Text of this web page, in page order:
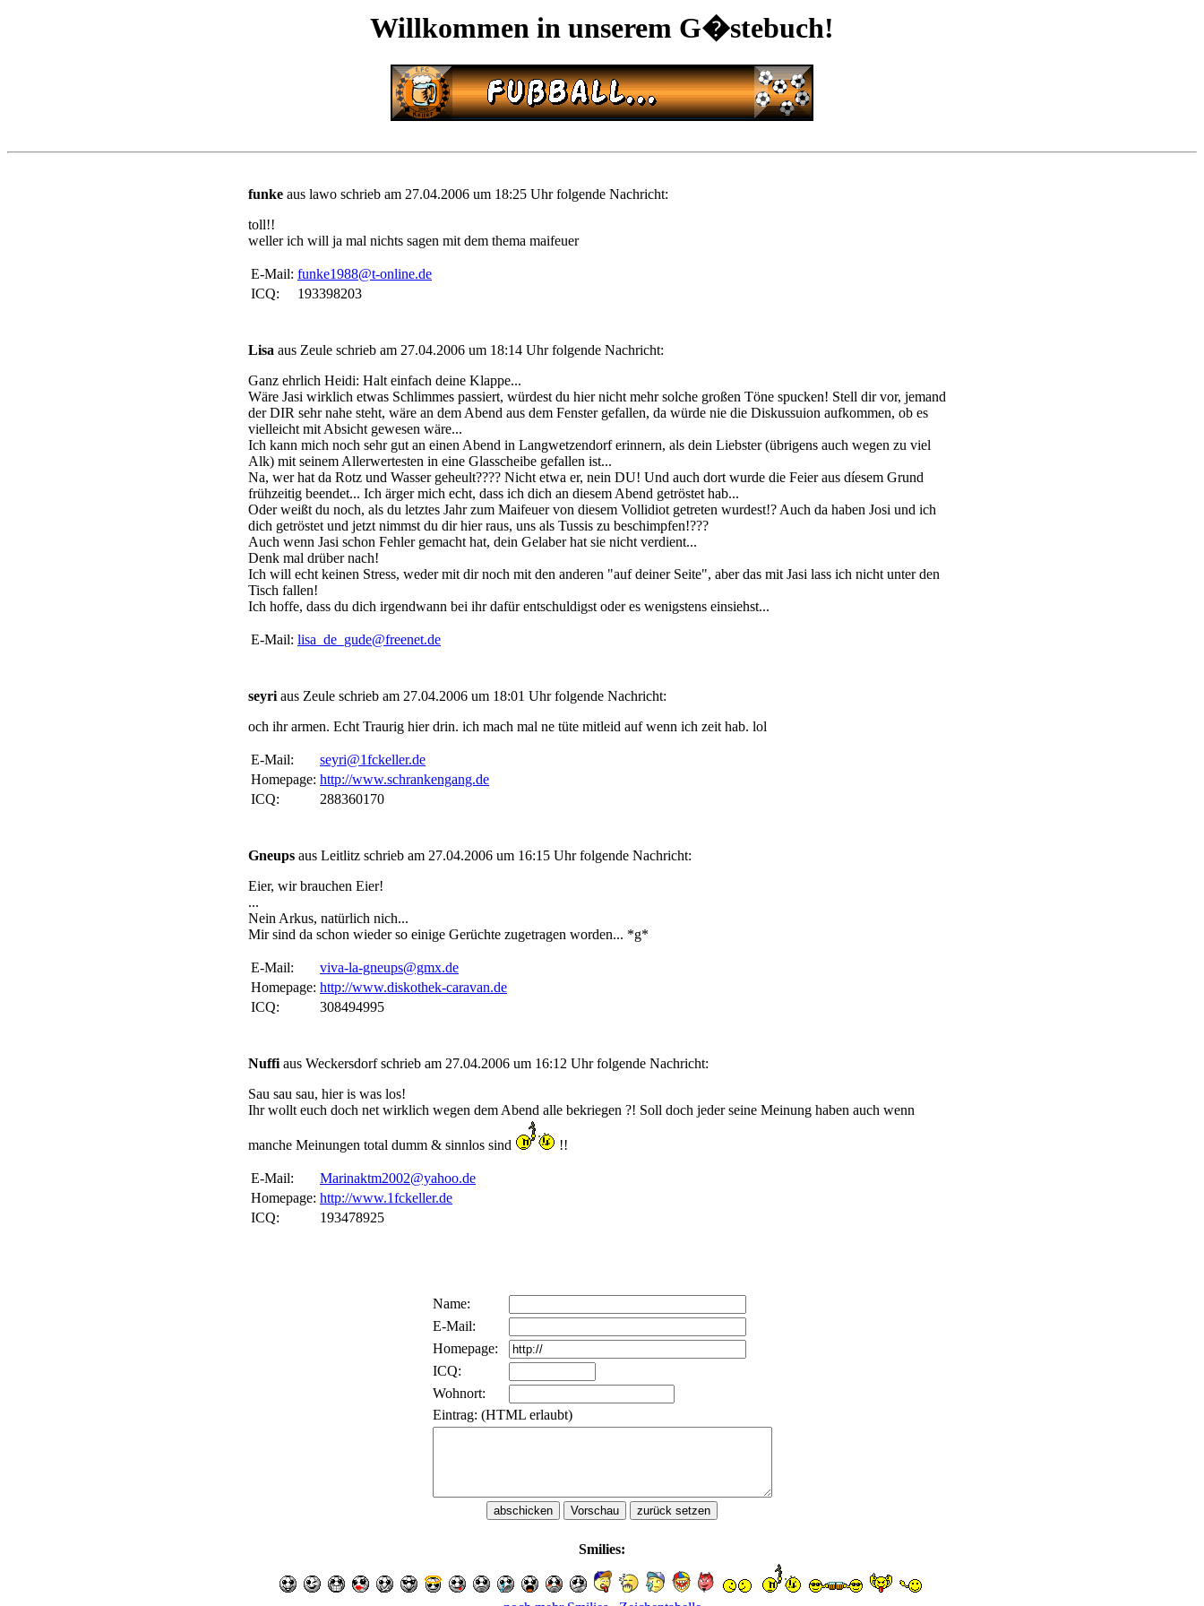
Willkommen in unserem G�stebuch!
funke aus lawo schrieb am 27.04.2006 um 18:25 Uhr folgende Nachricht:
toll!!
weller ich will ja mal nichts sagen mit dem thema maifeuer
E-Mail: funke1988@t-online.de
ICQ:
193398203
Lisa aus Zeule schrieb am 27.04.2006 um 18:14 Uhr folgende Nachricht:
Ganz ehrlich Heidi: Halt einfach deine Klappe...
Wäre Jasi wirklich etwas Schlimmes passiert, würdest du hier nicht mehr solche großen Töne spucken! Stell dir vor, jemand
der DIR sehr nahe steht, wäre an dem Abend aus dem Fenster gefallen, da würde nie die Diskussuion aufkommen, ob es
vielleicht mit Absicht gewesen wäre...
Ich kann mich noch sehr gut an einen Abend in Langwetzendorf erinnern, als dein Liebster (übrigens auch wegen zu viel
Alk) mit seinem Allerwertesten in eine Glasscheibe gefallen ist...
Na, wer hat da Rotz und Wasser geheult???? Nicht etwa er, nein DU! Und auch dort wurde die Feier aus díesem Grund
frühzeitig beendet... Ich ärger mich echt, dass ich dich an diesem Abend getröstet hab...
Oder weißt du noch, als du letztes Jahr zum Maifeuer von diesem Vollidiot getreten wurdest!? Auch da haben Josi und ich
dich getröstet und jetzt nimmst du dir hier raus, uns als Tussis zu beschimpfen!???
Auch wenn Jasi schon Fehler gemacht hat, dein Gelaber hat sie nicht verdient...
Denk mal drüber nach!
Ich will echt keinen Stress, weder mit dir noch mit den anderen "auf deiner Seite", aber das mit Jasi lass ich nicht unter den
Tisch fallen!
Ich hoffe, dass du dich irgendwann bei ihr dafür entschuldigst oder es wenigstens einsiehst...
E-Mail: lisa_de_gude@freenet.de
seyriaus Zeule schrieb am 27.04.2006 um 18:01 Uhr folgende Nachricht:
och ihr armen. Echt Traurig hier drin. ich mach mal ne tüte mitleid auf wenn ich zeit hab. lol
E-Mail:
seyri@1fckeller.de
Homepage: http://www.schrankengang.de
ICQ:
288360170
Gneups aus Leitlitz schrieb am 27.04.2006 um 16:15 Uhr folgende Nachricht:
Eier, wir brauchen Eier!
...
Nein Arkus, natürlich nich...
Mir sind da schon wieder so einige Gerüchte zugetragen worden... *g*
E-Mail:
viva-la-gneups@gmx.de
Homepage: http://www.diskothek-caravan.de
ICQ:
308494995
Nuffiaus Weckersdorf schrieb am 27.04.2006 um 16:12 Uhr folgende Nachricht:
Sau sau sau, hier is was los!
Ihr wollt euch doch net wirklich wegen dem Abend alle bekriegen ?! Soll doch jeder seine Meinung haben auch wenn
manche Meinungen total dumm & sinnlos sind !!
E-Mail:
Marinaktm2002@yahoo.de
Homepage: http://www.1fckeller.de
ICQ:
193478925
Name:
E-Mail:
Homepage:
ICQ:
Wohnort:
Eintrag: (HTML erlaubt)
Smilies: